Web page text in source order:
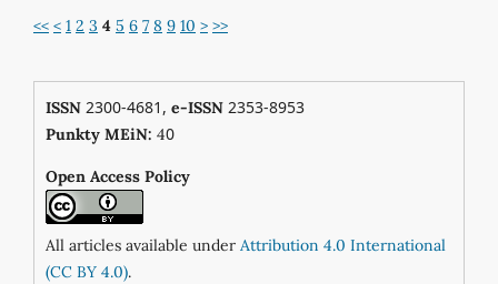
<< < 1 2 3 4 5 6 7 8 9 10 > >>
ISSN2300-4681, e-ISSN2353-8953
Punkty MEiN: 40
Open Access Policy
All articles available under Attribution 4.0 International
(CC BY 4.0).